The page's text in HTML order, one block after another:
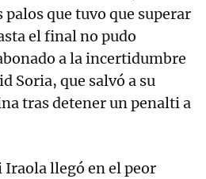
palos que tuvo que superar
el final no pudo
a la incertidumbre
Soria, que salvó a su
tras detener un penalti a
Iraola llegó en el peor